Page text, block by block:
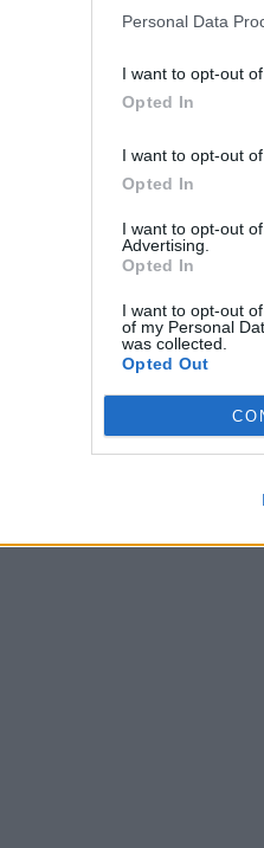
Personal Data
I want to opt-out
Opted In
I want to opt-out
Opted In
I want to opt-out
Advertising.
Opted In
I want to opt-out
of my Personal
was collected.
Opted Out